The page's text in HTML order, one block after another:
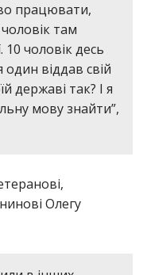
працювати,
там
10 чоловік десь
віддав свій
державі так? І я
мову знайти”,
Олегу